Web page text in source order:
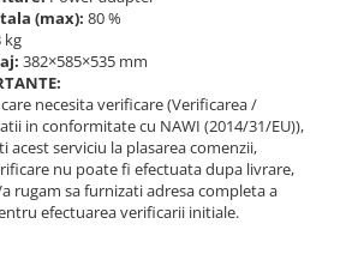
(max): 80 %
kg
382×585×535 mm
necesita verificare (Verificarea /
in conformitate cu NAWI (2014/31/EU)),
acest serviciu la plasarea comenzii,
nu poate fi efectuata dupa livrare,
rugam sa furnizati adresa completa a
efectuarea verificarii initiale.